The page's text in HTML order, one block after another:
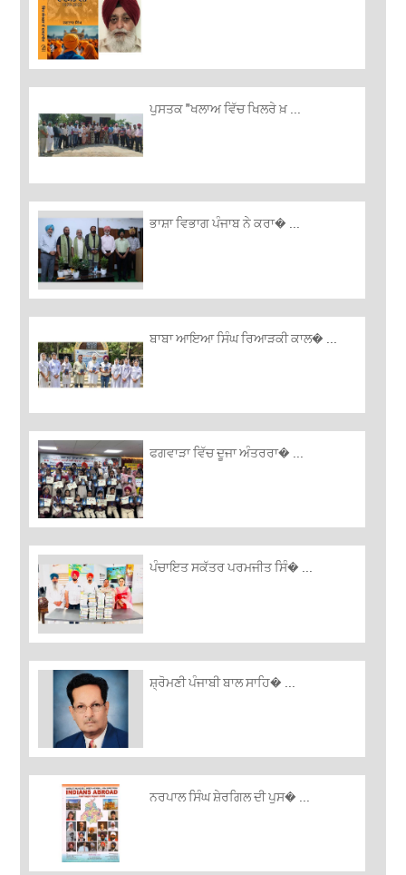
ਪੁਸਤਕ "ਖਲਾਅ ਵਿੱਚ ਖਿਲਰੇ ਖ਼ ...
ਭਾਸ਼ਾ ਵਿਭਾਗ ਪੰਜਾਬ ਨੇ ਕਰਾ� ...
ਬਾਬਾ ਆਇਆ ਸਿੰਘ ਰਿਆੜਕੀ ਕਾਲ� ...
ਫਗਵਾੜਾ ਵਿੱਚ ਦੂਜਾ ਅੰਤਰਰਾ� ...
ਪੰਚਾਇਤ ਸਕੱਤਰ ਪਰਮਜੀਤ ਸਿੰ� ...
ਸ਼੍ਰੋਮਣੀ ਪੰਜਾਬੀ ਬਾਲ ਸਾਹਿ� ...
ਨਰਪਾਲ ਸਿੰਘ ਸ਼ੇਰਗਿਲ ਦੀ ਪੁਸ� ...